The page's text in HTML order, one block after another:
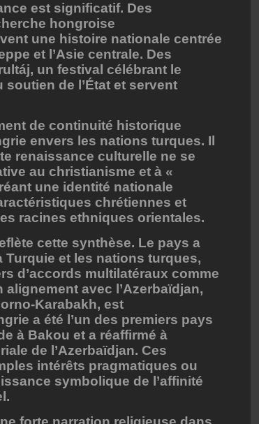
est significatif. Des
hongroise
une histoire nationale centrée
et l’Asie centrale. Des
un festival célébrant le
de l’État et servent
de continuité historique
envers les nations turques. Il
renaissance culturelle ne se
au christianisme et à «
une identité nationale
chrétiennes et
racines ethniques orientales.
cette synthèse. Le pays a
et les nations turques,
d’accords multilatéraux comme
alignement avec l’Azerbaïdjan,
Karabakh, est
a été l’un des premiers pays
à Bakou et a réaffirmé à
de l’Azerbaïdjan. Ces
intérêts pragmatiques ou
symbolique de l’affinité